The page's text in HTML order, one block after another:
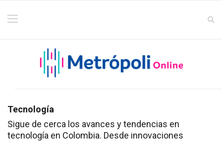
Tecnología
Sigue de cerca los avances y tendencias en
tecnología en Colombia. Desde innovaciones